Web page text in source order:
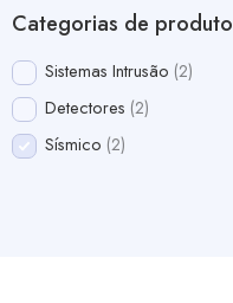
Categorias de produto
Sistemas Intrusão 2
Detectores 2
Sísmico 2